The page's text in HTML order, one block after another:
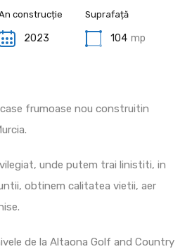
construcție
2023
Suprafață
104 mp
frumoase nou construitin
unde putem trai linistiti, in
obtinem calitatea vietii, aer
de la Altaona Golf and Country